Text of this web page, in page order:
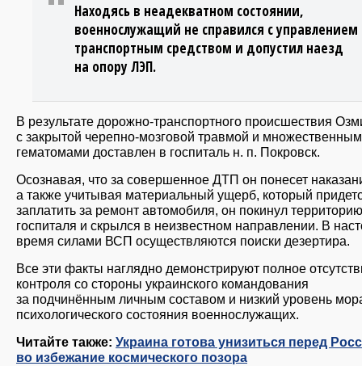
Находясь в неадекватном состоянии,
военнослужащий не справился с управлением
транспортным средством и допустил наезд
на опору ЛЭП.
В результате дорожно-транспортного происшествия
с закрытой черепно-мозговой травмой и
гематомами доставлен в госпиталь н. п. Покровск.
Осознавая, что за совершенное ДТП он понесет
а также учитывая материальный ущерб, который
заплатить за ремонт автомобиля, он покинул территорию
госпиталя и скрылся в неизвестном направлении. В
время силами ВСП осуществляются поиски дезертира.
Все эти факты наглядно демонстрируют полное
контроля со стороны украинского командования
за подчинённым личным составом и низкий уровень
психологического состояния военнослужащих.
Читайте также: Украина готова унизиться перед
во избежание космического позора